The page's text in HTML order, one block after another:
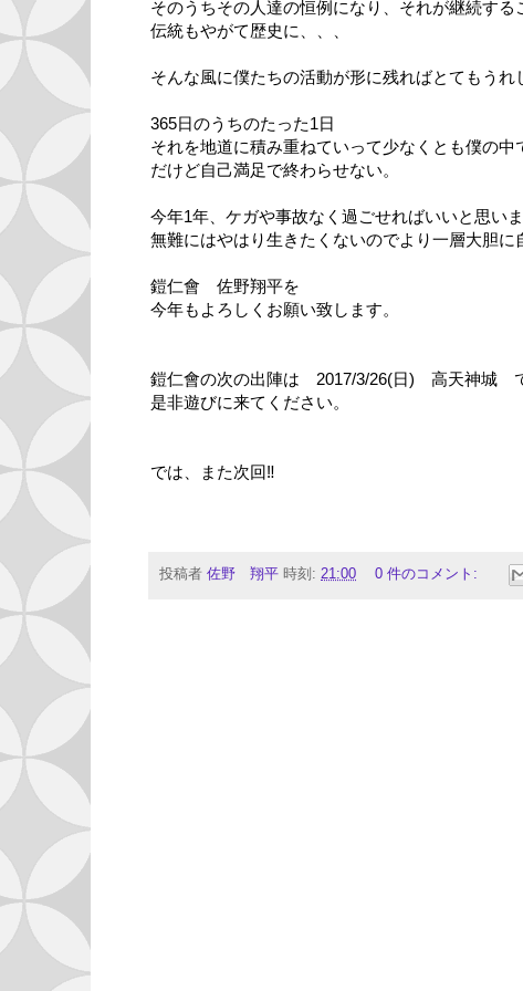
そのうちその人達の恒例になり、それが継続する
伝統もやがて歴史に、、、
そんな風に僕たちの活動が形に残ればとてもうれ
365日のうちのたった1日
それを地道に積み重ねていって少なくとも僕の中
だけど自己満足で終わらせない。
今年1年、ケガや事故なく過ごせればいいと思いま
無難にはやはり生きたくないのでより一層大胆に
鎧仁會 佐野翔平を
今年もよろしくお願い致します。
鎧仁會の次の出陣は 2017/3/26(日) 高天神城 で
是非遊びに来てください。
では、また次回‼︎
投稿者 佐野 翔平 時刻: 21:00 0 件のコメント: